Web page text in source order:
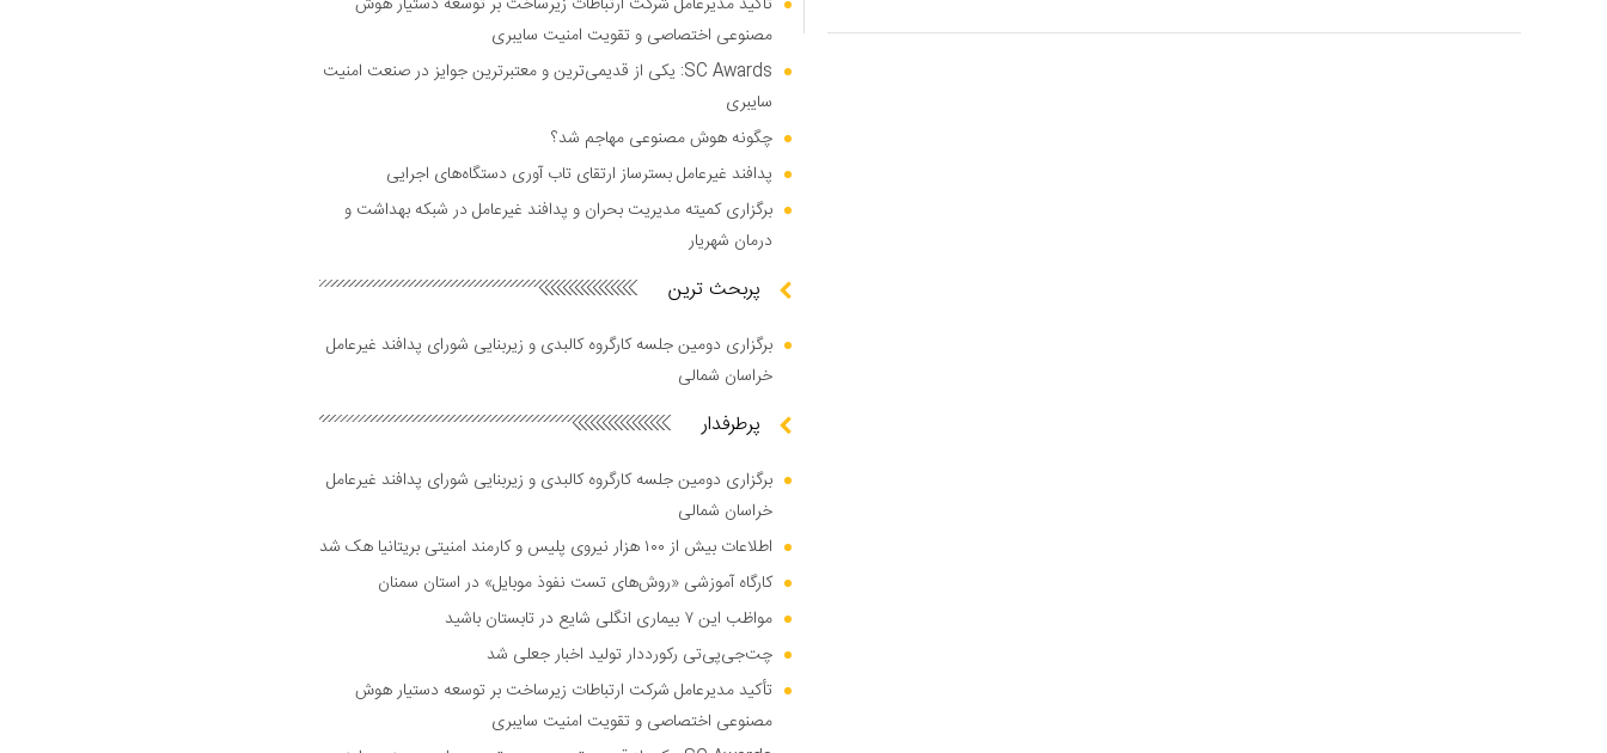
مصنوعی اختصاصی و تقویت امنیت سایبری
SC Awards: یکی از قدیمی‌ترین و معتبرترین جوایز در صنعت امنیت
سایبری
چگونه هوش مصنوعی مهاجم شد؟
پدافند غیرعامل بسترساز ارتقای تاب آوری دستگاه‌های اجرایی
برگزاری کمیته مدیریت بحران و پدافند غیرعامل در شبکه بهداشت و
درمان شهریار
پربحث ترین
برگزاری دومین جلسه کارگروه کالبدی و زیربنایی شورای پدافند غیرعامل
خراسان شمالی
پرطرفدار
برگزاری دومین جلسه کارگروه کالبدی و زیربنایی شورای پدافند غیرعامل
خراسان شمالی
اطلاعات بیش از ۱۰۰ هزار نیروی پلیس و کارمند امنیتی بریتانیا هک شد
کارگاه آموزشی «روش‌های تست نفوذ موبایل» در استان سمنان
مواظب این ۷ بیماری انگلی شایع در تابستان باشید
چت‌جی‌پی‌تی رکورددار تولید اخبار جعلی شد
تأکید مدیرعامل شرکت ارتباطات زیرساخت بر توسعه دستیار هوش
مصنوعی اختصاصی و تقویت امنیت سایبری